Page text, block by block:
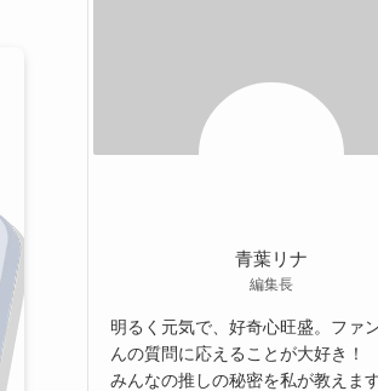
青葉リナ
編集長
明るく元気で、好奇心旺盛。ファ
んの質問に応えることが大好き！
みんなの推しの秘密を私が教えます